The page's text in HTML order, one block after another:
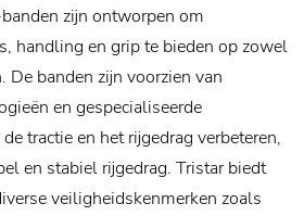
zijn ontworpen om
handling en grip te bieden op zowel
De banden zijn voorzien van
en gespecialiseerde
tractie en het rijgedrag verbeteren,
en stabiel rijgedrag. Tristar biedt
veiligheidskenmerken zoals